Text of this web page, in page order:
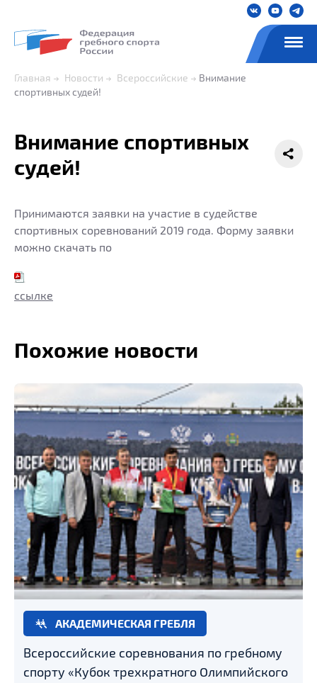
Главная Новости Всероссийские
Внимание
спортивных судей!
Внимание спортивных
судей!
Принимаются заявки на участие в судействе
спортивных соревнований 2019 года. Форму заявки
можно скачать по
ссылке
Похожие новости
АКАДЕМИЧЕСКАЯ ГРЕБЛЯ
Всероссийские соревнования по гребному
спорту «Кубок трехкратного Олимпийского